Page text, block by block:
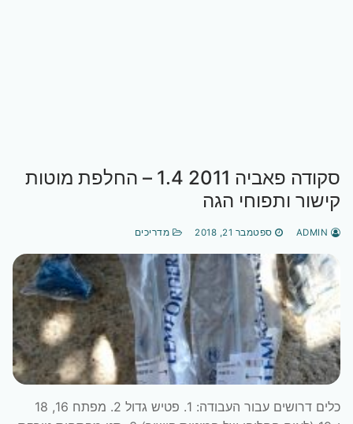
סקודה פאביה 2011 1.4 – החלפת מוטות
קישור ותפוחי הגה
ספטמבר 21, 2018 מדריכים
כלים דרושים עבור העבודה: 1. פטיש גדול 2. מפתח 16, 18